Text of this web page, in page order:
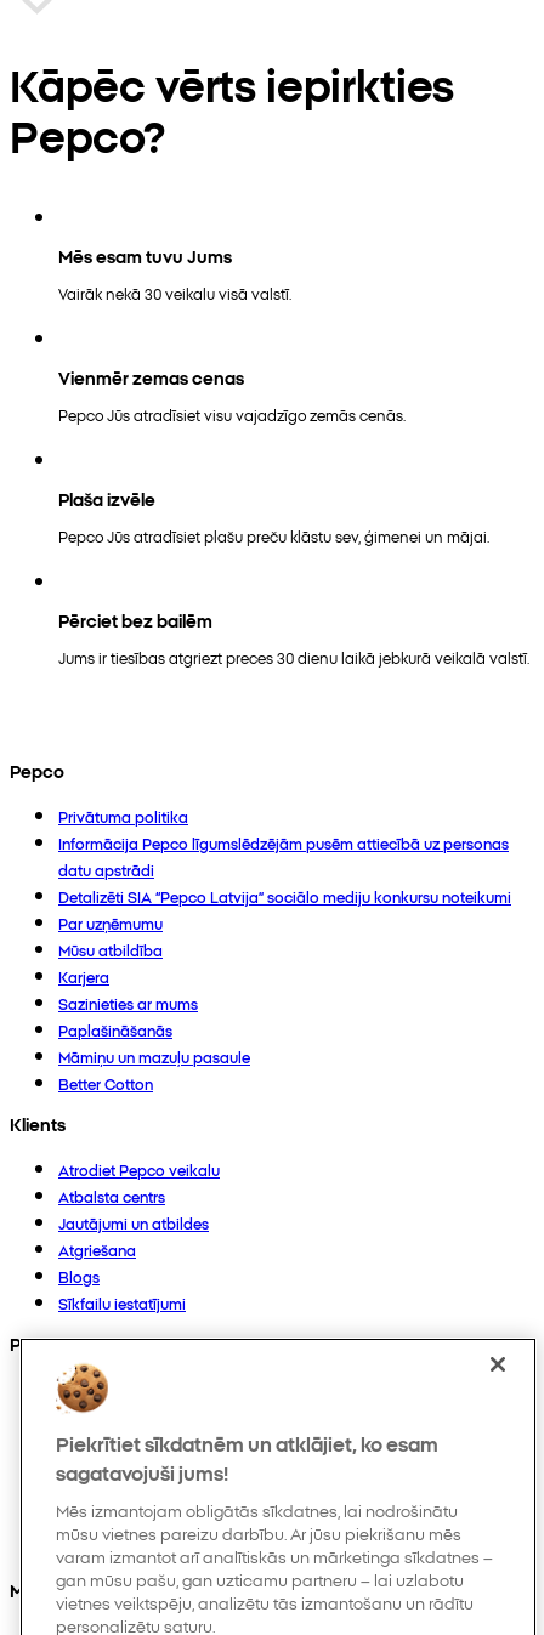
Kāpēc vērts iepirkties
Pepco?
Mēs esam tuvu Jums
Vairāk nekā 30 veikalu visā valstī.
Vienmēr zemas cenas
Pepco Jūs atradīsiet visu vajadzīgo zemās cenās.
Plaša izvēle
Pepco Jūs atradīsiet plašu preču klāstu sev, ģimenei un mājai.
Pērciet bez bailēm
Jums ir tiesības atgriezt preces 30 dienu laikā jebkurā veikalā valstī.
Pepco
Privātuma politika
Informācija Pepco līgumslēdzējām pusēm attiecībā uz personas
datu apstrādi
Detalizēti SIA “Pepco Latvija” sociālo mediju konkursu noteikumi
Par uzņēmumu
Mūsu atbildība
Karjera
Sazinieties ar mums
Paplašināšanās
Māmiņu un mazuļu pasaule
Better Cotton
Klients
Atrodiet Pepco veikalu
Atbalsta centrs
Jautājumi un atbildes
Atgriešana
Blogs
Sīkfailu iestatījumi
Preces
Kolekcijas
Zīdaiņiem
Bērniem
Mājoklim
Vīriešiem
Mūs varat atrast arī
Piekrītiet sīkdatnēm un atklājiet, ko esam
sagatavojuši jums!
Mēs izmantojam obligātās sīkdatnes, lai nodrošinātu
mūsu vietnes pareizu darbību. Ar jūsu piekrišanu mēs
varam izmantot arī analītiskās un mārketinga sīkdatnes –
gan mūsu pašu, gan uzticamu partneru – lai uzlabotu
vietnes veiktspēju, analizētu tās izmantošanu un rādītu
personalizētu saturu.